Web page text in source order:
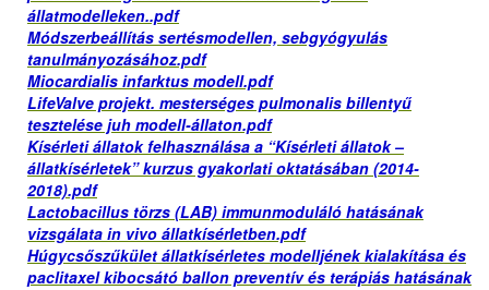
állatmodelleken..pdf
Módszerbeállítás sertésmodellen, sebgyógyulás
tanulmányozásához.pdf
Miocardialis infarktus modell.pdf
LifeValve projekt. mesterséges pulmonalis billentyű
tesztelése juh modell-állaton.pdf
Kísérleti állatok felhasználása a “Kísérleti állatok –
állatkísérletek” kurzus gyakorlati oktatásában (2014-
2018).pdf
Lactobacillus törzs (LAB) immunmoduláló hatásának
vizsgálata in vivo állatkísérIetben.pdf
Húgycsőszűkület állatkísérletes modelljének kialakítása és
paclitaxel kibocsátó ballon preventív és terápiás hatásának